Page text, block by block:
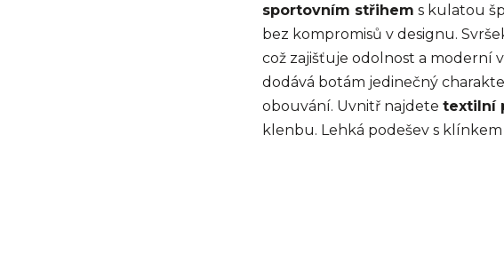
sportovním střihem s kulatou
bez kompromisů v designu.
což zajišťuje odolnost a moderní
dodává botám jedinečný
obouvání. Uvnitř najdete textilní
klenbu. Lehká podešev s